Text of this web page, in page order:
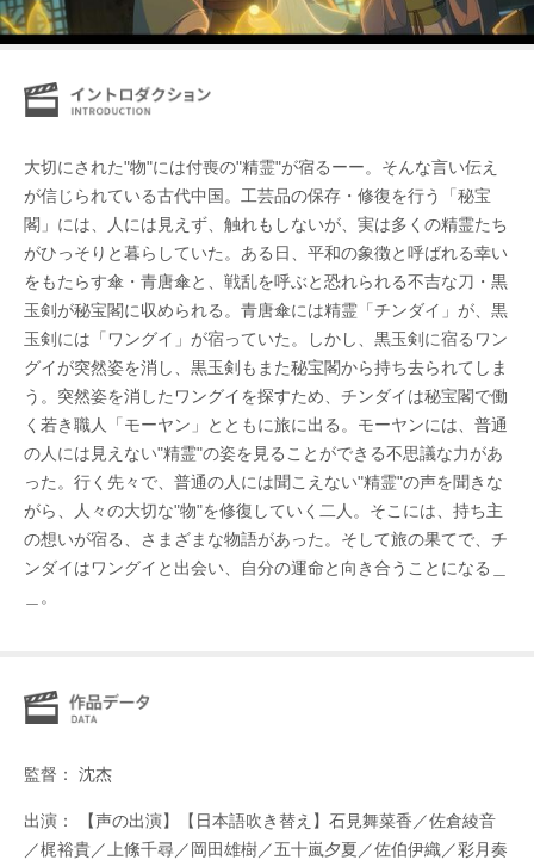
大切にされた"物"には付喪の"精霊"が宿るーー。そんな言い伝え
が信じられている古代中国。工芸品の保存・修復を行う「秘宝
閣」には、人には見えず、触れもしないが、実は多くの精霊たち
がひっそりと暮らしていた。ある日、平和の象徴と呼ばれる幸い
をもたらす傘・青唐傘と、戦乱を呼ぶと恐れられる不吉な刀・黒
玉剣が秘宝閣に収められる。青唐傘には精霊「チンダイ」が、黒
玉剣には「ワングイ」が宿っていた。しかし、黒玉剣に宿るワン
グイが突然姿を消し、黒玉剣もまた秘宝閣から持ち去られてしま
う。突然姿を消したワングイを探すため、チンダイは秘宝閣で働
く若き職人「モーヤン」とともに旅に出る。モーヤンには、普通
の人には見えない"精霊"の姿を見ることができる不思議な力があ
った。行く先々で、普通の人には聞こえない"精霊"の声を聞きな
がら、人々の大切な"物"を修復していく二人。そこには、持ち主
の想いが宿る、さまざまな物語があった。そして旅の果てで、チ
ンダイはワングイと出会い、自分の運命と向き合うことになる＿
＿。
監督： 沈杰
出演： 【声の出演】【日本語吹き替え】石見舞菜香／佐倉綾音
／梶裕貴／上絛千尋／岡田雄樹／五十嵐夕夏／佐伯伊織／彩月奏